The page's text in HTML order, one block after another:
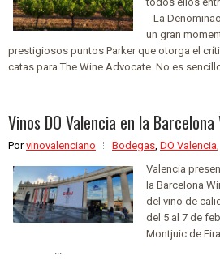
La
un gran
prestigiosos puntos Parker que otorga el
catas para The Wine Advocate. No es
Vinos DO Valencia en la
Porvinovalenciano Bodegas, DO Valencia,
Valencia
la Barcelona
del vino de
del 5 al 7 de
Montjuic
...